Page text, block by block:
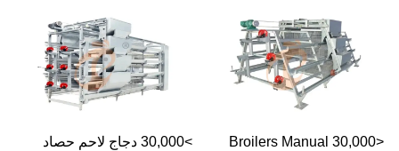
للاستقبال على مدار 24 ساعة
هو +8618830120193، +234
8111199996.
هو +8618830120193، +234
8111199996.
>30,000 دجاج لاحم حصاد
<30,000 Broilers Manual